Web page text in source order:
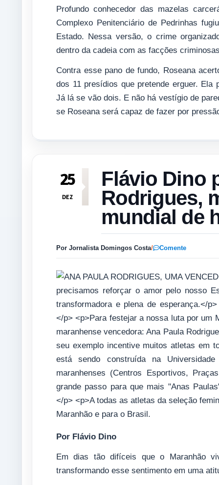
Profundo conhecedor das mazelas
Complexo Penitenciário de Pedrinhas
Estado. Nessa versão, o crime
dentro da cadeia com as facções
Contra esse pano de fundo, Roseana
dos 11 presídios que pretende erguer.
Já lá se vão dois. E não há vestígio de
se Roseana será capaz de fazer por
25
DEZ
Flávio Dino
Rodrigues,
mundial de
Por Jornalista Domingos Costa/ Comente
Por Flávio Dino
Em dias tão difíceis que o Maranhão
transformando esse sentimento em uma